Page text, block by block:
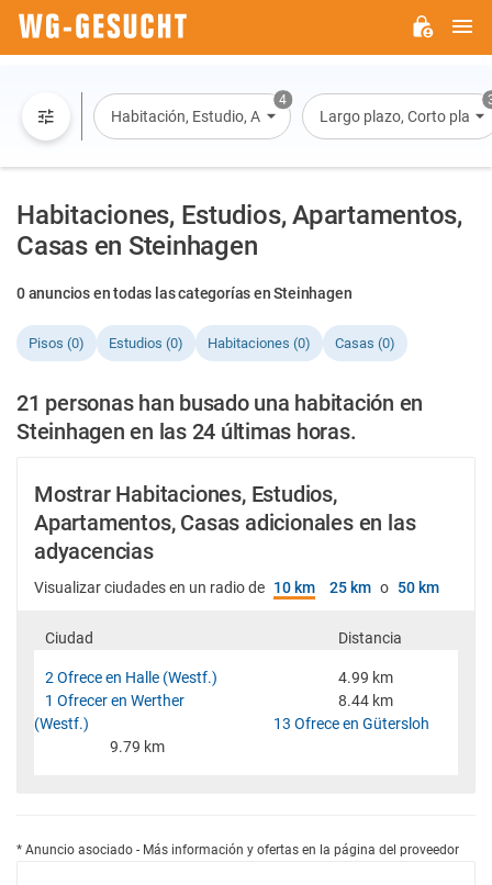
4
Habitación, Estudio, Apartamento, CasaLargo plazo, Corto
Habitaciones, Estudios, Apartamentos,
Casas en Steinhagen
0 anuncios en todas las categorías en Steinhagen
Pisos (0) Estudios (0) Habitaciones (0) Casas (0)
21 personas han busado una habitación en
Steinhagen en las 24 últimas horas.
Mostrar Habitaciones, Estudios,
Apartamentos, Casas adicionales en las
adyacencias
Visualizar ciudades en un radio de 10 km 25 km o 50 km
Ciudad Distancia
2 Ofrece en Halle (Westf.)
4.99 km
1 Ofrecer en Werther
(Westf.)
8.44 km
13 Ofrece en Gütersloh
9.79 km
* Anuncio asociado - Más información y ofertas en la página del proveedor